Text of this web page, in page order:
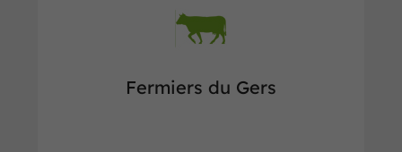
Fermiers du Gers